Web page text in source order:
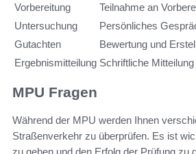
Vorbereitung
Teilnahme an
Untersuchung
Persönliches
Gutachten
Bewertung und
Ergebnismitteilung Schriftliche
MPU Fragen
Während der MPU werden Ihnen
Straßenverkehr zu überprüfen. Es ist
zu geben und den Erfolg der Prüfung zu